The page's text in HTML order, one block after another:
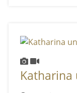
Katharina